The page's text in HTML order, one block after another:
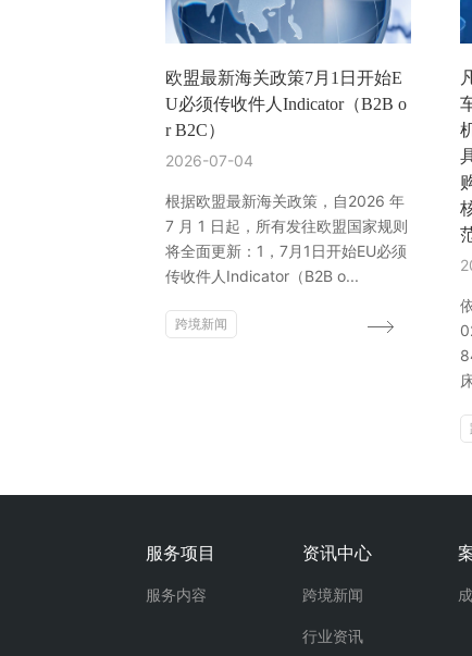
欧盟最新海关政策7月1日开始E
U必须传收件人Indicator（B2B o
r B2C）
2026-07-04
根据欧盟最新海关政策，自2026 年
7 月 1 日起，所有发往欧盟国家规则
将全面更新：1，7月1日开始EU必须
传收件人Indicator（B2B o...
跨境新闻
服务项目
服务内容
资讯中心
跨境新闻
行业资讯